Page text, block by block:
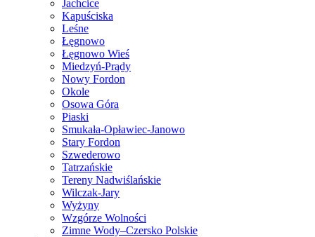
Jachcice
Kapuściska
Leśne
Łęgnowo
Łęgnowo Wieś
Miedzyń-Prądy
Nowy Fordon
Okole
Osowa Góra
Piaski
Smukała-Opławiec-Janowo
Stary Fordon
Szwederowo
Tatrzańskie
Tereny Nadwiślańskie
Wilczak-Jary
Wyżyny
Wzgórze Wolności
Zimne Wody–Czersko Polskie